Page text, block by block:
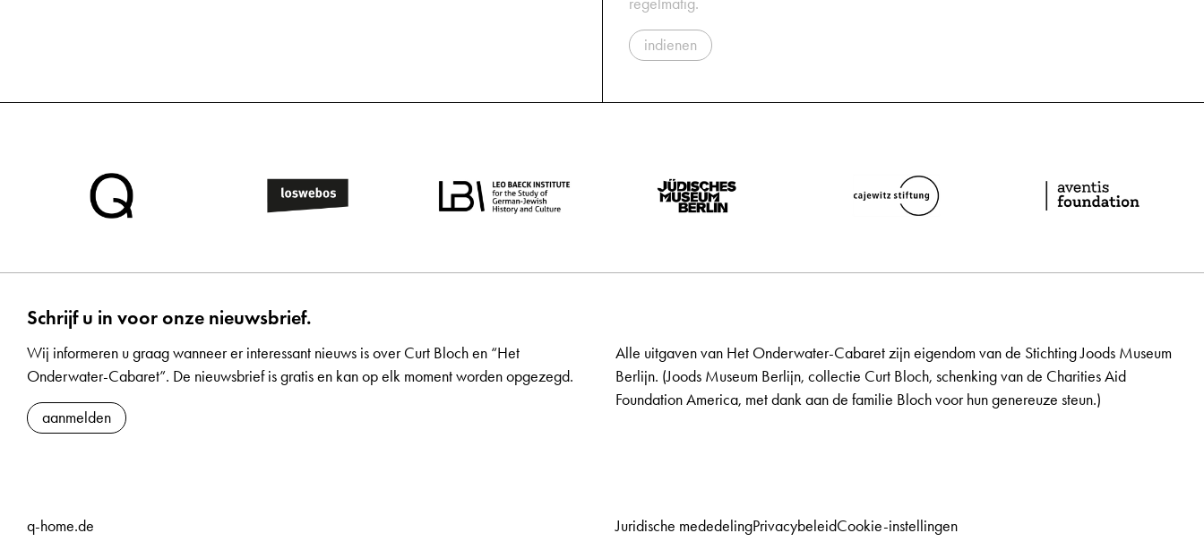
indienen
Schrijf u in voor onze nieuwsbrief.
Wij informeren u graag wanneer er interessant nieuws is over Curt Bloch en “Het
Onderwater-Cabaret”. De nieuwsbrief is gratis en kan op elk moment worden opgezegd.
aanmelden
Alle uitgaven van Het Onderwater-Cabaret zijn eigendom van de Stichting Joods Museum
Berlijn. (Joods Museum Berlijn, collectie Curt Bloch, schenking van de Charities Aid
Foundation America, met dank aan de familie Bloch voor hun genereuze steun.)
q-home.de Juridische mededelingPrivacybeleidCookie-instellingen